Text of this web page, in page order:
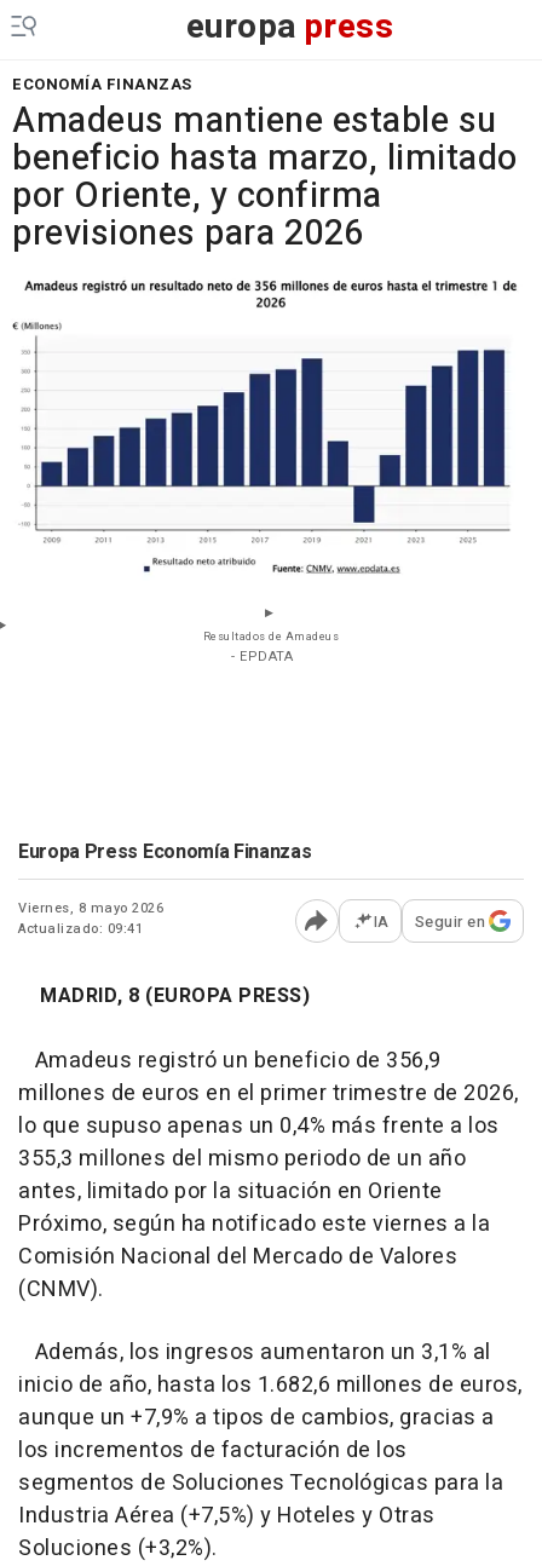
europa press
ECONOMÍA FINANZAS
Amadeus mantiene estable su
beneficio hasta marzo, limitado
por Oriente, y confirma
previsiones para 2026
Resultados de Amadeus
- EPDATA
Europa Press Economía Finanzas
Viernes, 8 mayo 2026
Actualizado: 09:41
Abrir opciones para
IA Seguir en
MADRID, 8 (EUROPA PRESS)
Amadeus registró un beneficio de 356,9
millones de euros en el primer trimestre de 2026,
lo que supuso apenas un 0,4% más frente a los
355,3 millones del mismo periodo de un año
antes, limitado por la situación en Oriente
Próximo, según ha notificado este viernes a la
Comisión Nacional del Mercado de Valores
(CNMV).
Además, los ingresos aumentaron un 3,1% al
inicio de año, hasta los 1.682,6 millones de euros,
aunque un +7,9% a tipos de cambios, gracias a
los incrementos de facturación de los
segmentos de Soluciones Tecnológicas para la
Industria Aérea (+7,5%) y Hoteles y Otras
Soluciones (+3,2%).